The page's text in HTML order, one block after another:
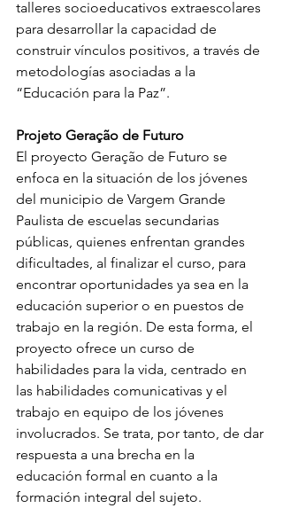
talleres socioeducativos extraescolares
para desarrollar la capacidad de
construir vínculos positivos, a través de
metodologías asociadas a la
“Educación para la Paz”.
Projeto Geração de Futuro
El proyecto Geração de Futuro se
enfoca en la situación de los jóvenes
del municipio de Vargem Grande
Paulista de escuelas secundarias
públicas, quienes enfrentan grandes
dificultades, al finalizar el curso, para
encontrar oportunidades ya sea en la
educación superior o en puestos de
trabajo en la región. De esta forma, el
proyecto ofrece un curso de
habilidades para la vida, centrado en
las habilidades comunicativas y el
trabajo en equipo de los jóvenes
involucrados. Se trata, por tanto, de dar
respuesta a una brecha en la
educación formal en cuanto a la
formación integral del sujeto.